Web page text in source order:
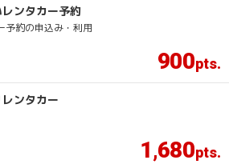
ンタカー予約
予約の申込み・利用
900
ンタカー
1 ,680